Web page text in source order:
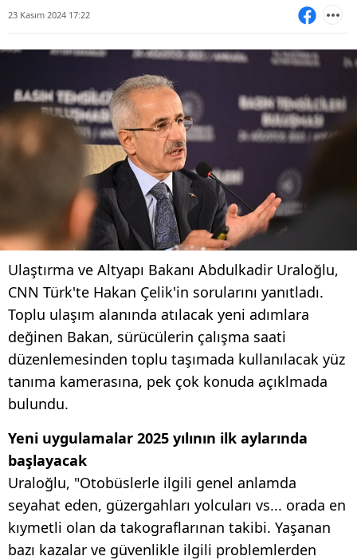
23 Kasım 2024 17:22
Ulaştırma ve Altyapı Bakanı Abdulkadir Uraloğlu,
CNN Türk'te Hakan Çelik'in sorularını yanıtladı.
Toplu ulaşım alanında atılacak yeni adımlara
değinen Bakan, sürücülerin çalışma saati
düzenlemesinden toplu taşımada kullanılacak yüz
tanıma kamerasına, pek çok konuda açıklmada
bulundu.
Yeni uygulamalar 2025 yılının ilk aylarında
başlayacak
Uraloğlu, "Otobüslerle ilgili genel anlamda
seyahat eden, güzergahları yolcuları vs... orada en
kıymetli olan da takograflarınan takibi. Yaşanan
bazı kazalar ve güvenlikle ilgili problemlerden